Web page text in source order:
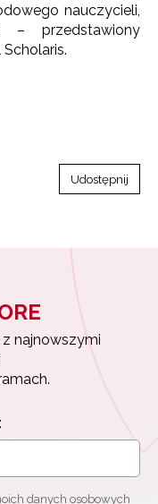
nauczycieli,
– przedstawiony
Udostępnij
najnowszymi
danych osobowych